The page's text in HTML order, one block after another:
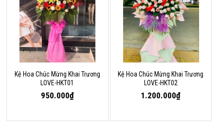
Kệ Hoa Chúc Mừng Khai Trương
LOVE-HKT01
950.000₫
Kệ Hoa Chúc Mừng Khai Trương
LOVE-HKT02
1.200.000₫